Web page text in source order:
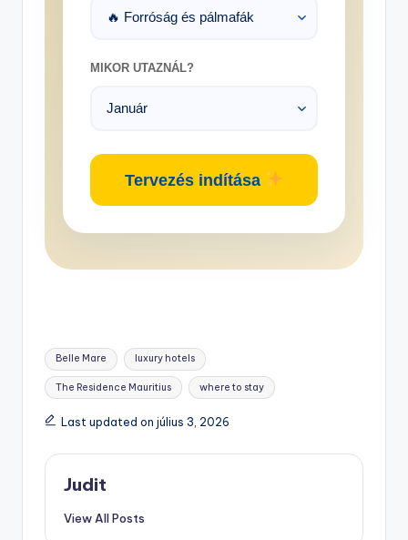
MIKOR UTAZNÁL?
Tervezés indítása
Tags:
Belle Mare luxury hotels
The Residence Mauritius where to stay
Last updated on július 3, 2026
Judit
View All Posts